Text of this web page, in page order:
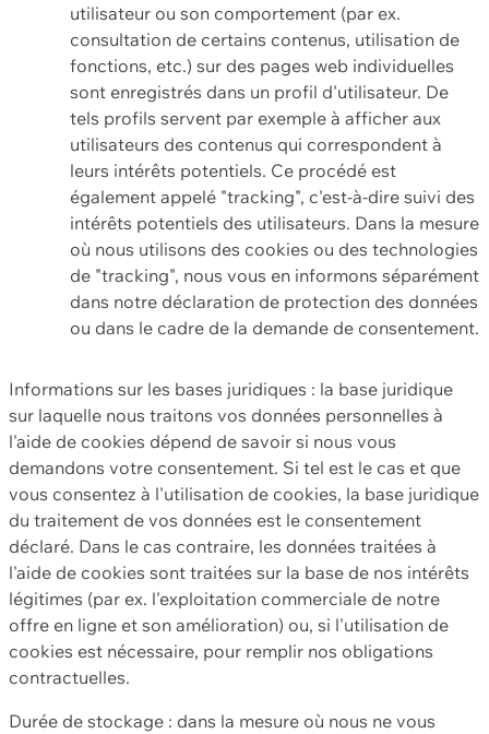
utilisateur ou son comportement (par ex.
consultation de certains contenus, utilisation de
fonctions, etc.) sur des pages web individuelles
sont enregistrés dans un profil d'utilisateur. De
tels profils servent par exemple à afficher aux
utilisateurs des contenus qui correspondent à
leurs intérêts potentiels. Ce procédé est
également appelé "tracking", c'est-à-dire suivi des
intérêts potentiels des utilisateurs. Dans la mesure
où nous utilisons des cookies ou des technologies
de "tracking", nous vous en informons séparément
dans notre déclaration de protection des données
ou dans le cadre de la demande de consentement.
Informations sur les bases juridiques : la base juridique
sur laquelle nous traitons vos données personnelles à
l'aide de cookies dépend de savoir si nous vous
demandons votre consentement. Si tel est le cas et que
vous consentez à l'utilisation de cookies, la base juridique
du traitement de vos données est le consentement
déclaré. Dans le cas contraire, les données traitées à
l'aide de cookies sont traitées sur la base de nos intérêts
légitimes (par ex. l'exploitation commerciale de notre
offre en ligne et son amélioration) ou, si l'utilisation de
cookies est nécessaire, pour remplir nos obligations
contractuelles.
Durée de stockage : dans la mesure où nous ne vous